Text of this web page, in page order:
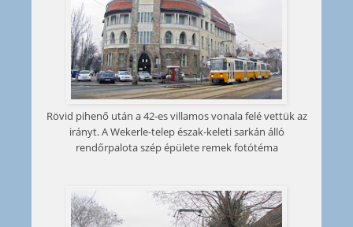
Rövid pihenő után a 42-es villamos vonala felé vettük az
irányt. A Wekerle-telep észak-keleti sarkán álló
rendőrpalota szép épülete remek fotótéma